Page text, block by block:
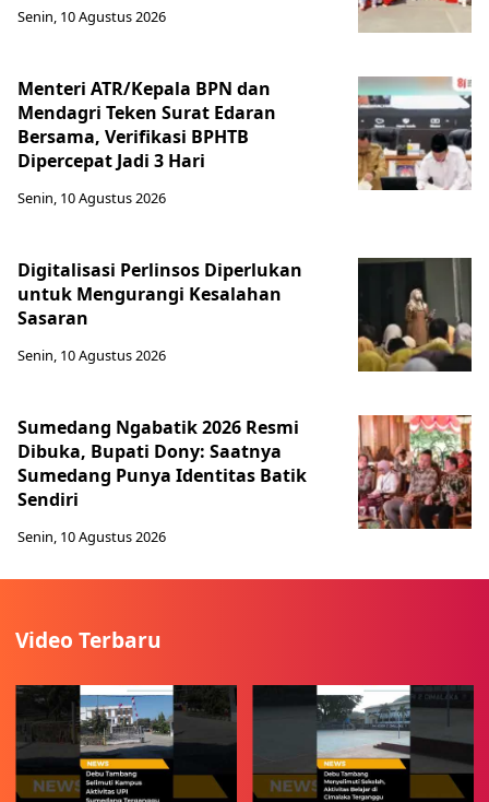
Senin, 10 Agustus 2026
Menteri ATR/Kepala BPN dan
Mendagri Teken Surat Edaran
Bersama, Verifikasi BPHTB
Dipercepat Jadi 3 Hari
Senin, 10 Agustus 2026
Digitalisasi Perlinsos Diperlukan
untuk Mengurangi Kesalahan
Sasaran
Senin, 10 Agustus 2026
Sumedang Ngabatik 2026 Resmi
Dibuka, Bupati Dony: Saatnya
Sumedang Punya Identitas Batik
Sendiri
Senin, 10 Agustus 2026
Video Terbaru